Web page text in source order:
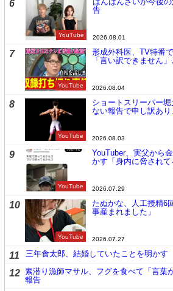
6
YouTube
告
2026.08.01
7
YouTube
形成外科医、TV特番
「言い訳できません
2026.08.04
8
YouTube
ショートスリーパー
ない報告で申し訳あり
2026.08.03
9
YouTube
YouTuber、実父から
かす「身内に脅されて
2026.07.29
10
YouTube
たぬかな、人工授精6
事産まれました」
2026.07.27
11 三年食太郎、結婚していたことを明かす
12 素潜り漁師マサル、フグを食べて「言葉
報告